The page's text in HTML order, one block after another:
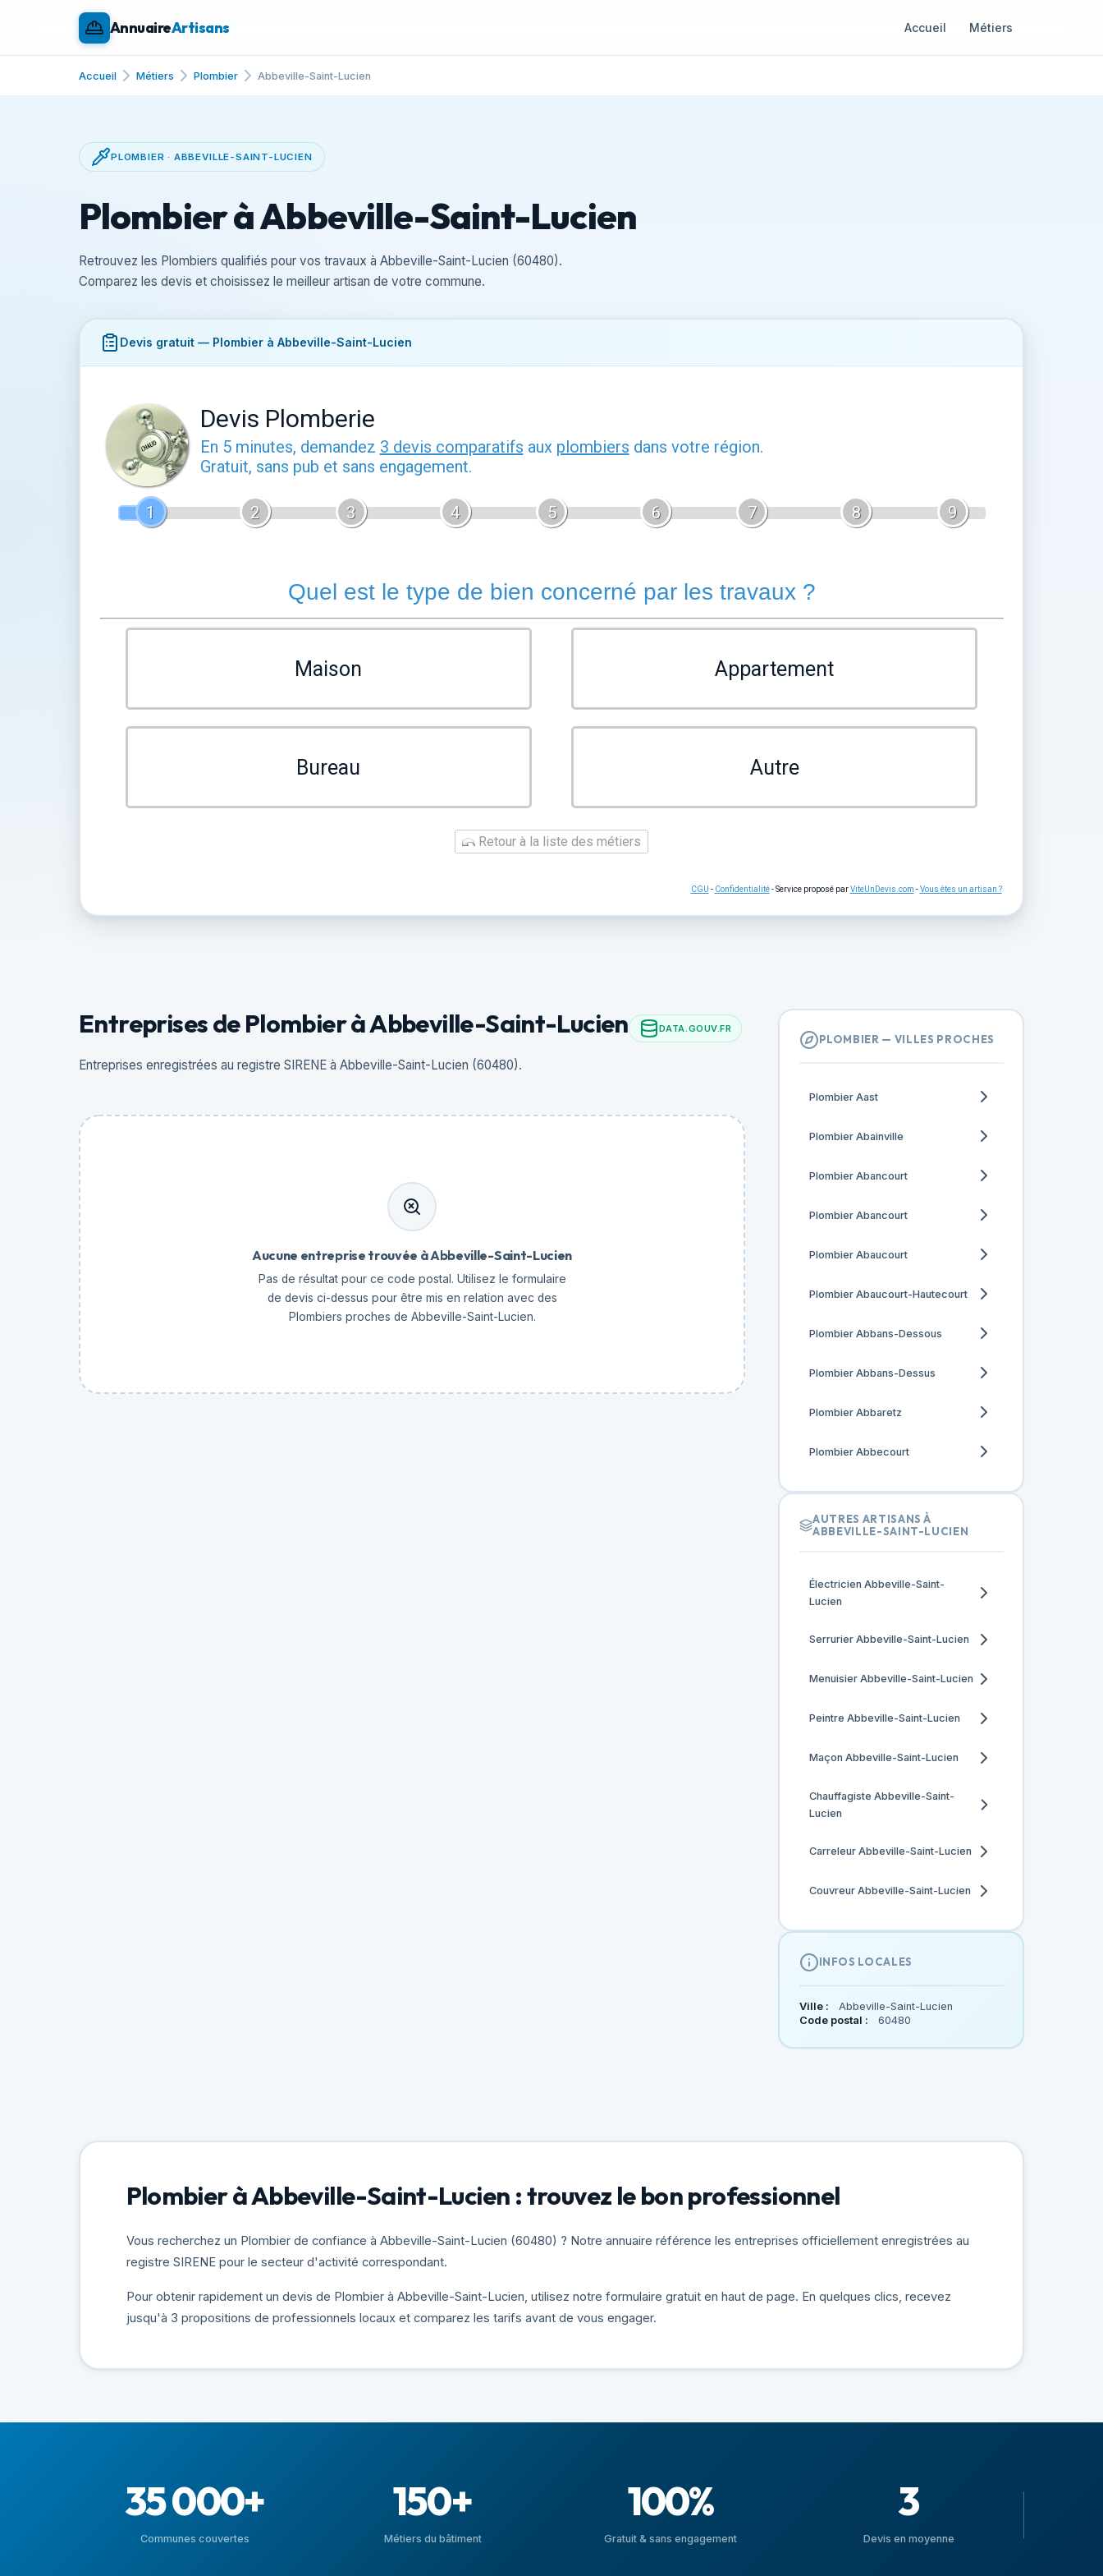
AnnuaireArtisans Accueil Métiers
Accueil Métiers Plombier Abbeville-Saint-Lucien
PLOMBIER · ABBEVILLE-SAINT-LUCIEN
Plombier à Abbeville-Saint-Lucien
Retrouvez les Plombiers qualifiés pour vos travaux à Abbeville-Saint-Lucien (60480).
Comparez les devis et choisissez le meilleur artisan de votre commune.
Devis gratuit — Plombier à Abbeville-Saint-Lucien
Devis Plomberie
En 5 minutes, demandez 3 devis comparatifs aux plombiers dans votre région.
Gratuit, sans pub et sans engagement.
1 2 3 4 5 6 7 8 9
Quel est le type de bien concerné par les travaux ?
Maison Appartement
Bureau Autre
Retour à la liste des métiers
CGU - Confidentialité- Service proposé parViteUnDevis.com -Vous êtes un artisan ?
Entreprises de Plombier à Abbeville-Saint-Lucien DATA.GOUV.FR
Entreprises enregistrées au registre SIRENE à Abbeville-Saint-Lucien (60480).
Aucune entreprise trouvée à Abbeville-Saint-Lucien
Pas de résultat pour ce code postal. Utilisez le formulaire
de devis ci-dessus pour être mis en relation avec des
Plombiers proches de Abbeville-Saint-Lucien.
PLOMBIER — VILLES PROCHES
Plombier Aast
Plombier Abainville
Plombier Abancourt
Plombier Abancourt
Plombier Abaucourt
Plombier Abaucourt-Hautecourt
Plombier Abbans-Dessous
Plombier Abbans-Dessus
Plombier Abbaretz
Plombier Abbecourt
AUTRES ARTISANS À
ABBEVILLE-SAINT-LUCIEN
Électricien Abbeville-Saint-
Lucien
Serrurier Abbeville-Saint-Lucien
Menuisier Abbeville-Saint-Lucien
Peintre Abbeville-Saint-Lucien
Maçon Abbeville-Saint-Lucien
Chauffagiste Abbeville-Saint-
Lucien
Carreleur Abbeville-Saint-Lucien
Couvreur Abbeville-Saint-Lucien
INFOS LOCALES
Ville :
Abbeville-Saint-Lucien
Code postal :
60480
Plombier à Abbeville-Saint-Lucien : trouvez le bon professionnel
Vous recherchez un Plombier de confiance à Abbeville-Saint-Lucien (60480) ? Notre annuaire référence les entreprises officiellement enregistrées au
registre SIRENE pour le secteur d'activité correspondant.
Pour obtenir rapidement un devis de Plombier à Abbeville-Saint-Lucien, utilisez notre formulaire gratuit en haut de page. En quelques clics, recevez
jusqu'à 3 propositions de professionnels locaux et comparez les tarifs avant de vous engager.
35 000+
Communes couvertes
150+
Métiers du bâtiment
100%
Gratuit & sans engagement
3
Devis en moyenne